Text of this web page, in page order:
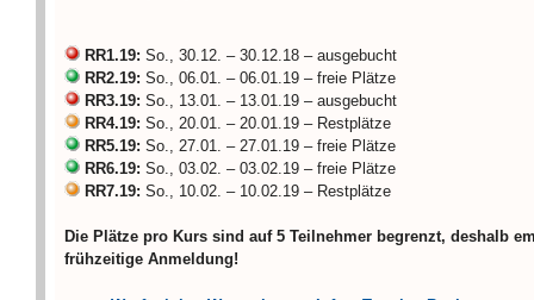
RR1.19: So., 30.12. – 30.12.18 – ausgebucht
RR2.19: So., 06.01. – 06.01.19 – freie Plätze
RR3.19: So., 13.01. – 13.01.19 – ausgebucht
RR4.19: So., 20.01. – 20.01.19 – Restplätze
RR5.19: So., 27.01. – 27.01.19 – freie Plätze
RR6.19: So., 03.02. – 03.02.19 – freie Plätze
RR7.19: So., 10.02. – 10.02.19 – Restplätze
Die Plätze pro Kurs sind auf 5 Teilnehmer begrenzt, deshalb
frühzeitige Anmeldung!